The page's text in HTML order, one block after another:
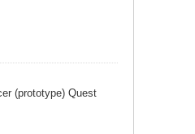
(prototype) Quest